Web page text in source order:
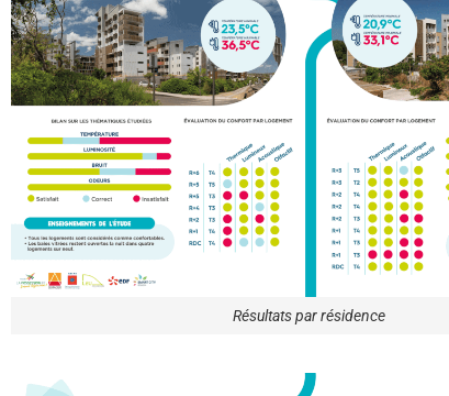
Résultats par résidence